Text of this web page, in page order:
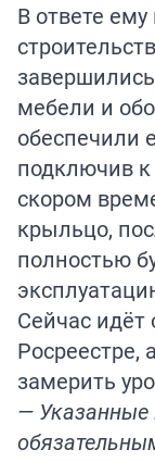
В ответе
мебели и
обеспечили
подключив
скором
крыльцо,
полностью
Сейчас
замерить
— Указанные